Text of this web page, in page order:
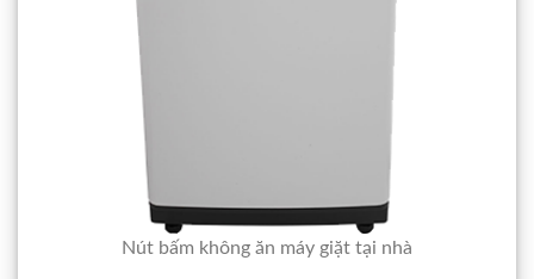
Nút bấm không ăn máy giặt tại nhà